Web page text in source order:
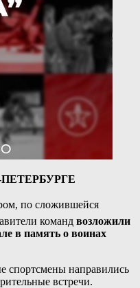
по сложившейся
команд возложили
в память о воинах
спортсмены направились
встречи.